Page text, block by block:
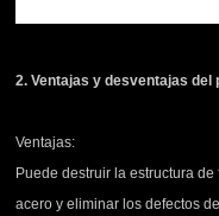
2. Ventajas y desventajas
Ventajas:
Puede destruir la estructura
acero y eliminar los defectos